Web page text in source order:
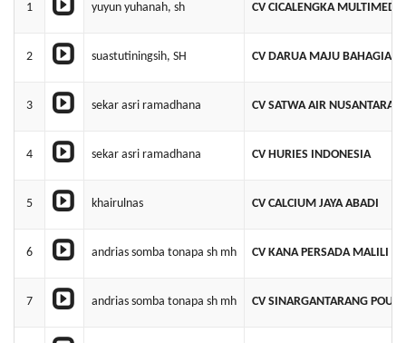
1 yuyun yuhanah, sh CV CICALENGKA MULTIMEDIA
2 suastutiningsih, SH CV DARUA MAJU BAHAGIA
3 sekar asri ramadhana CV SATWA AIR NUSANTARA
4 sekar asri ramadhana CV HURIES INDONESIA
5 khairulnas CV CALCIUM JAYA ABADI
6 andrias somba tonapa sh mh CV KANA PERSADA MALILI
7 andrias somba tonapa sh mh CV SINARGANTARANG